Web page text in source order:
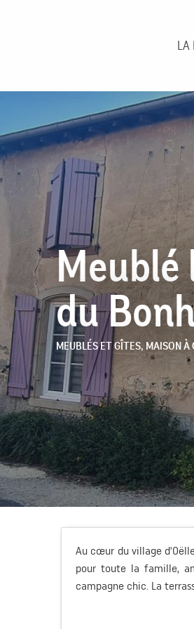
LA
Meublé
du
MEUBLÉS ET GÎTES, MAISONÀ
Au cœur du village
pour toute la famille,
campagne chic. La